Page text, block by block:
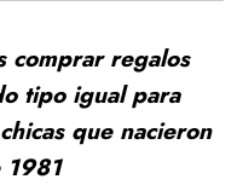
comprar regalos
tipo igual para
que nacieron